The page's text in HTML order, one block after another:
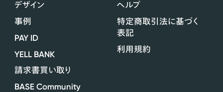
デザイン
事例
PAY ID
YELL BANK
請求書買い取り
BASE Community
ヘルプ
特定商取引法に基づく
表記
利用規約